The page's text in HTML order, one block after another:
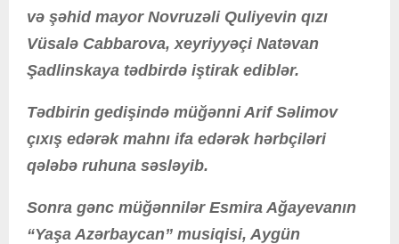
və şəhid mayor Novruzəli Quliyevin qızı
Vüsalə Cabbarova, xeyriyyəçi Natəvan
Şadlinskaya tədbirdə iştirak ediblər.
Tədbirin gedişində müğənni Arif Səlimov
çıxış edərək mahnı ifa edərək hərbçiləri
qələbə ruhuna səsləyib.
Sonra gənc müğənnilər Esmira Ağayevanın
“Yaşa Azərbaycan” musiqisi, Aygün